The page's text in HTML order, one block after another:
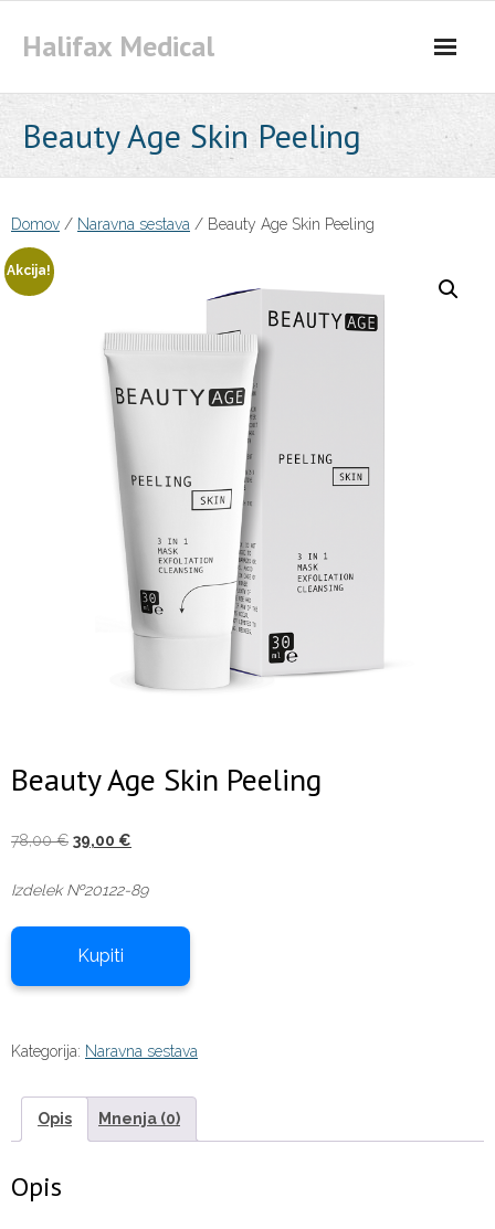
Halifax Medical
Beauty Age Skin Peeling
Domov / Naravna sestava / Beauty Age Skin Peeling
Akcija!
Beauty Age Skin Peeling
78,00€ Izvirna
je
78,00 €.
39,00 €
je:
Izdelek №20122-89
Kupiti
Kategorija: Naravna sestava
Opis Mnenja (0)
Opis